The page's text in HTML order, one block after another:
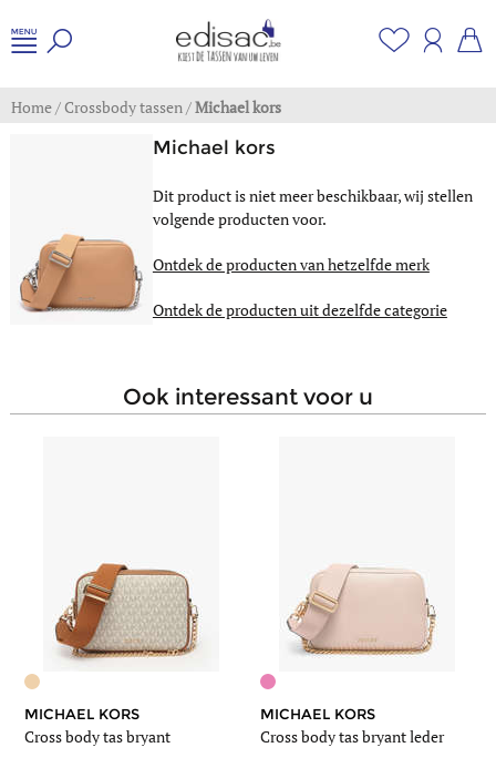
Home/Crossbody tassen/Michael kors
Michael kors
Dit product is niet meer beschikbaar, wij stellen
volgende producten voor.
Ontdek de producten van hetzelfde merk
Ontdek de producten uit dezelfde categorie
ook interessant voor u
MICHAEL KORS
Cross body tas bryant
MICHAEL KORS
Cross body tas bryant leder